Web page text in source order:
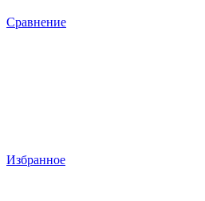
Сравнение
Избранное